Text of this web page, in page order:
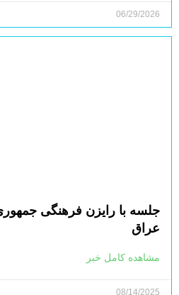
06/29/2026
جلسه با رایزن فرهنگی
عراق
مشاهده کامل خبر
08/14/2025